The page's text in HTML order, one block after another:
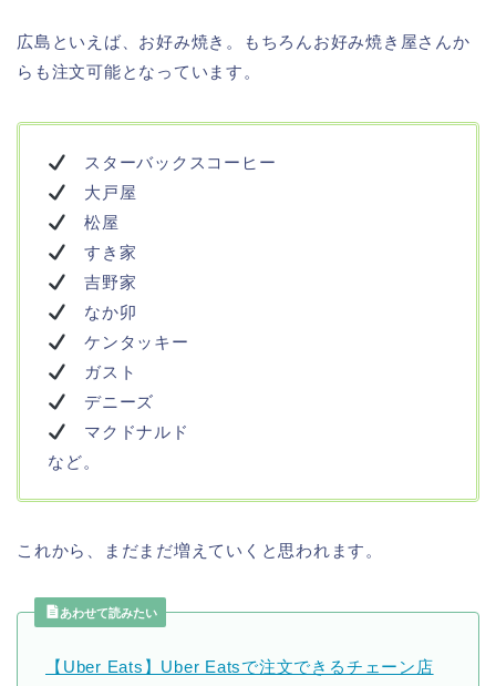
広島といえば、お好み焼き。もちろんお好み焼き屋さんか
らも注文可能となっています。
スターバックスコーヒー
大戸屋
松屋
すき家
吉野家
なか卯
ケンタッキー
ガスト
デニーズ
マクドナルド
など。
これから、まだまだ増えていくと思われます。
あわせて読みたい
【Uber Eats】Uber Eatsで注文できるチェーン店